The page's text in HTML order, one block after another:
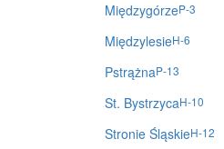
P-3
Międzygórze
H-6
Międzylesie
P-13
Pstrążna
H-10
St. Bystrzyca
H-12
Stronie Śląskie